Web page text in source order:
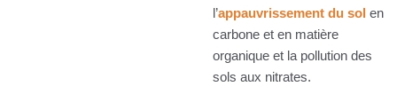
l’appauvrissement du sol en
carbone et en matière
organique et la pollution des
sols aux nitrates.